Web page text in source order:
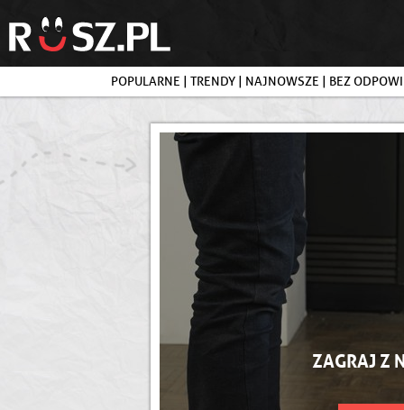
POPULARNE | TRENDY | NAJNOWSZE | BEZ
ZAGRAJ Z